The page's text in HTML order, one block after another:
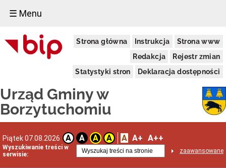
☰ Menu
Strona główna Instrukcja
Strona www
Redakcja
Rejestr zmian
Statystyki stron
Deklaracja dostępności
Urząd Gminy w
Borzytuchomiu
Piątek 07.08.2026 A A A A A A+ A++
Wyszukiwanie treści w
serwisie:
zaawansowane
Urząd
Gminy
Informacja
dróg
na
terenie
Gminy
Borzytuchom
sezonie
zimowym
2025/2026